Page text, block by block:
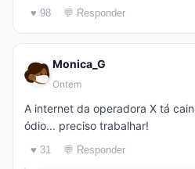
♥ 98 💬 Responder
Monica_G
Ontem
A internet da operadora X tá
ódio... preciso trabalhar!
♥ 31 💬 Responder